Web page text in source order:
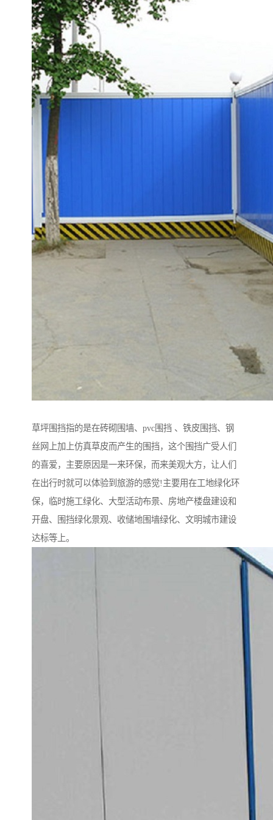
草坪围挡指的是在砖砌围墙、pvc围挡 、铁皮围挡、钢
丝网上加上仿真草皮而产生的围挡，这个围挡广受人们
的喜爱，主要原因是一来环保，而来美观大方，让人们
在出行时就可以体验到旅游的感觉!主要用在工地绿化环
保，临时施工绿化、大型活动布景、房地产楼盘建设和
开盘、围挡绿化景观、收储地围墙绿化、文明城市建设
达标等上。